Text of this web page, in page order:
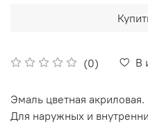
(0) В
Эмаль цветная акриловая.
Для наружных и